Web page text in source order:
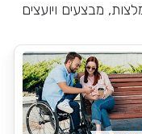
מבצעים ויועצים